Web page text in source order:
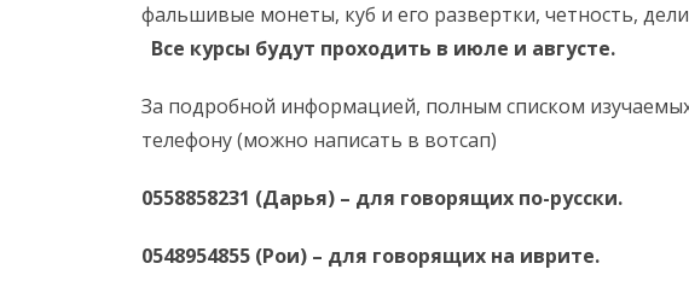
фальшивые монеты, куб и его развертки, четность,
Все курсы будут проходить в июле и августе.
За подробной информацией, полным списком
телефону (можно написать в вотсап)
0558858231 (Дарья) – для говорящих по-русски.
0548954855 (Рои) – для говорящих на иврите.